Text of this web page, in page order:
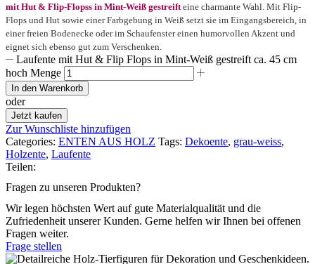
mit Hut & Flip-Flopss in Mint-Weiß gestreifteine charmante Wahl. Mit Flip-
Flops und Hut sowie einer Farbgebung in Weiß setzt sie im Eingangsbereich, in
einer freien Bodenecke oder im Schaufenster einen humorvollen Akzent und
eignet sich ebenso gut zum Verschenken.
Laufente mit Hut & Flip Flops in Mint-Weiß gestreift ca. 45 cm
hoch Menge
In den Warenkorb
oder
Jetzt kaufen
Zur Wunschliste hinzufügen
Categories: ENTEN AUS HOLZ Tags: Dekoente, grau-weiss,
Holzente, Laufente
Teilen:
Fragen zu unseren Produkten?
Wir legen höchsten Wert auf gute Materialqualität und die
Zufriedenheit unserer Kunden. Gerne helfen wir Ihnen bei offenen
Fragen weiter.
Frage stellen